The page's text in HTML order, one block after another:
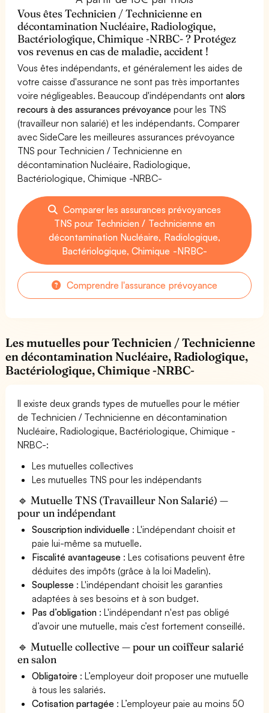
Vous êtes Technicien / Technicienne en
décontamination Nucléaire, Radiologique,
Bactériologique, Chimique -NRBC- ? Protégez
vos revenus en cas de maladie, accident !
Vous êtes indépendants, et généralement les aides de
votre caisse d'assurance ne sont pas très importantes
voire négligeables. Beaucoup d'indépendants ontalors
recours à des assurances prévoyance pour les TNS
(travailleur non salarié) et les indépendants. Comparer
avec SideCare les meilleures assurances prévoyance
TNS pour Technicien / Technicienne en
décontamination Nucléaire, Radiologique,
Bactériologique, Chimique -NRBC-
Comparer les assurances prévoyances
TNS pour Technicien / Technicienne en
décontamination Nucléaire, Radiologique,
Bactériologique, Chimique -NRBC-
Comprendre l'assurance prévoyance
Les mutuelles pour Technicien / Technicienne
en décontamination Nucléaire, Radiologique,
Bactériologique, Chimique -NRBC-
Il existe deux grands types de mutuelles pour le métier
de Technicien / Technicienne en décontamination
Nucléaire, Radiologique, Bactériologique, Chimique -
NRBC-:
Les mutuelles collectives
Les mutuelles TNS pour les indépendants
🔹 Mutuelle TNS (Travailleur Non Salarié) —
pour un indépendant
Souscription individuelle : L'indépendant choisit et
paie lui-même sa mutuelle.
Fiscalité avantageuse : Les cotisations peuvent être
déduites des impôts (grâce à la loi Madelin).
Souplesse : L'indépendant choisit les garanties
adaptées à ses besoins et à son budget.
Pas d’obligation : L'indépendant n'est pas obligé
d’avoir une mutuelle, mais c’est fortement conseillé.
🔹 Mutuelle collective — pour un coiffeur salarié
en salon
Obligatoire : L’employeur doit proposer une mutuelle
à tous les salariés.
Cotisation partagée : L’employeur paie au moins 50